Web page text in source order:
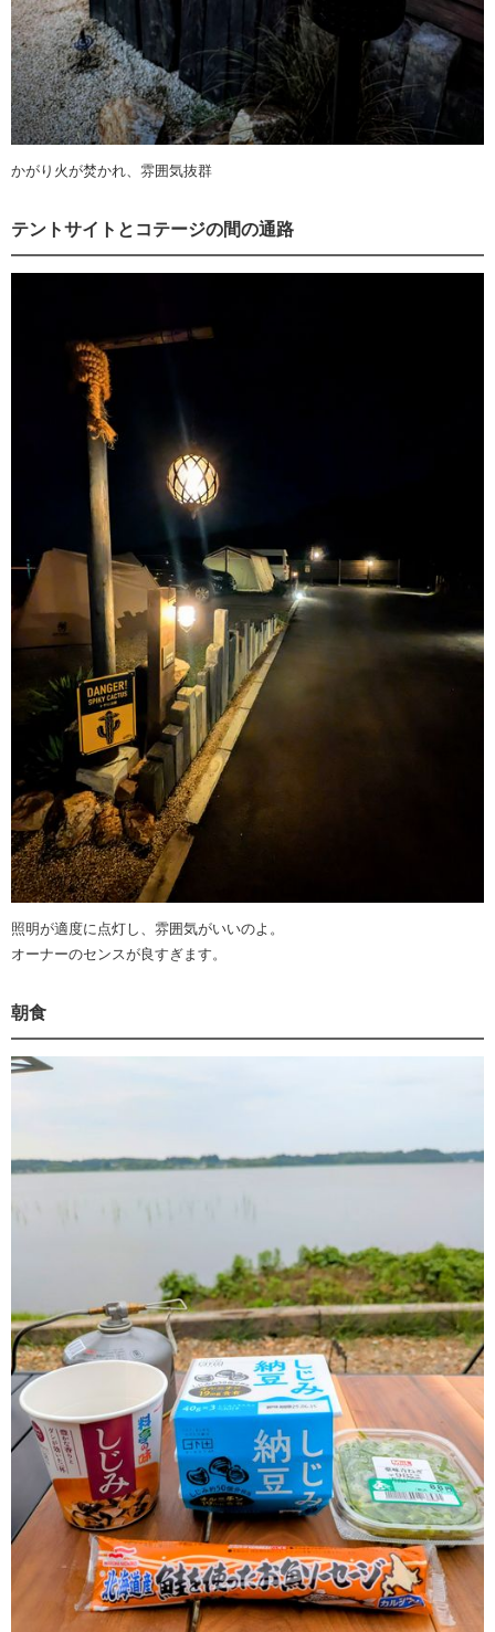
かがり火が焚かれ、雰囲気抜群
テントサイトとコテージの間の通路
照明が適度に点灯し、雰囲気がいいのよ。
オーナーのセンスが良すぎます。
朝食